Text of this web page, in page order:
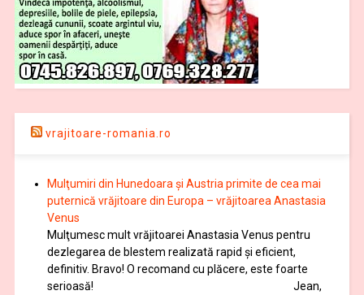
vrajitoare-romania.ro
Mulţumiri din Hunedoara și Austria primite de cea mai
puternică vrăjitoare din Europa – vrăjitoarea Anastasia
Venus
Mulţumesc mult vrăjitoarei Anastasia Venus pentru
dezlegarea de blestem realizată rapid și eficient,
definitiv. Bravo! O recomand cu plăcere, este foarte
serioasă! Jean,